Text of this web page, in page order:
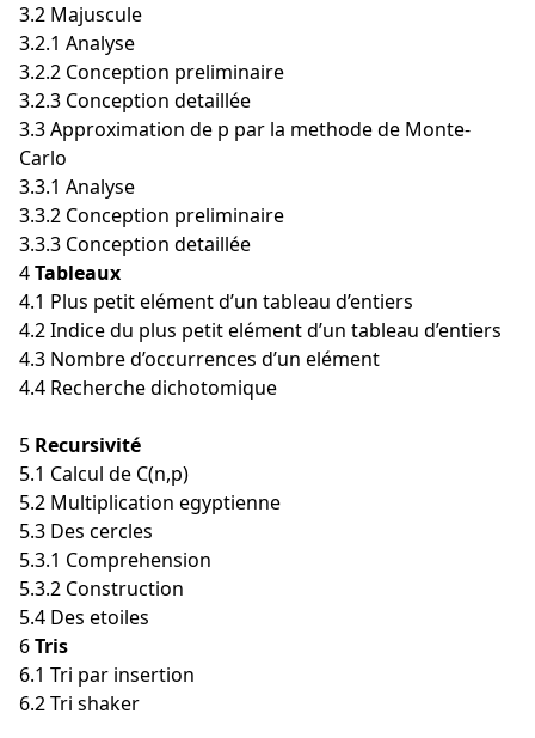
3.2 Majuscule
3.2.1 Analyse
3.2.2 Conception preliminaire
3.2.3 Conception detaillée
3.3 Approximation de p par la methode de Monte-
Carlo
3.3.1 Analyse
3.3.2 Conception preliminaire
3.3.3 Conception detaillée
4Tableaux
4.1 Plus petit elément d’un tableau d’entiers
4.2 Indice du plus petit elément d’un tableau d’entiers
4.3 Nombre d’occurrences d’un elément
4.4 Recherche dichotomique
5 Recursivité
5.1 Calcul de C(n,p)
5.2 Multiplication egyptienne
5.3 Des cercles
5.3.1 Comprehension
5.3.2 Construction
5.4 Des etoiles
6Tris
6.1 Tri par insertion
6.2 Tri shaker